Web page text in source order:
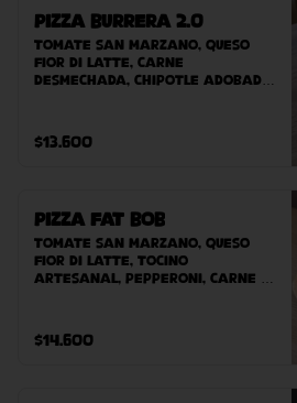
Pizza Burrera 2.0
Tomate San Marzano, queso
Fior Di Latte, carne
desmechada, chipotle adobado,
palta.
$13.600
Pizza Fat Bob
Tomate San Marzano, queso
Fior Di Latte, tocino
artesanal, pepperoni, carne
$14.600